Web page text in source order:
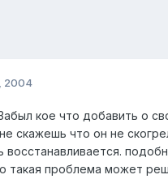
2004
кое что добавить о
скажешь что он не
восстанавливается.
такая проблема может